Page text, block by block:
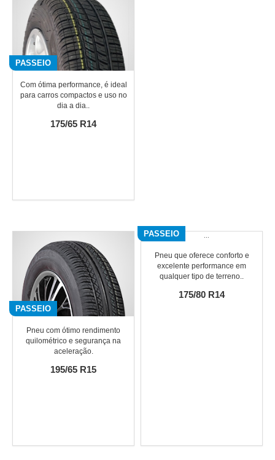
PASSEIO
Com ótima performance, é ideal
para carros compactos e uso no
dia a dia..
175/65 R14
PASSEIO
Pneu com ótimo rendimento
quilométrico e segurança na
aceleração.
195/65 R15
PASSEIO
Pneu que oferece conforto e
excelente performance em
qualquer tipo de terreno..
175/80 R14